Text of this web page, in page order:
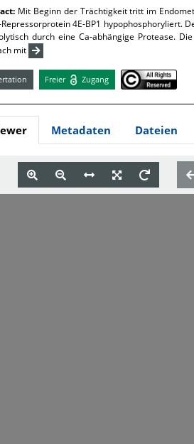
Mit Beginn der Trächtigkeit tritt im
Repressorprotein 4E-BP1 hypophosphoryliert.
durch eine Ca-abhängige Protease.
mit
Freier Zugang
Metadaten Dateien